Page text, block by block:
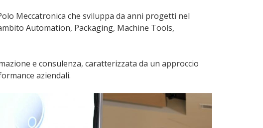
Meccatronica che sviluppa da anni progetti nel
Automation, Packaging, Machine Tools,
e consulenza, caratterizzata da un approccio
aziendali.